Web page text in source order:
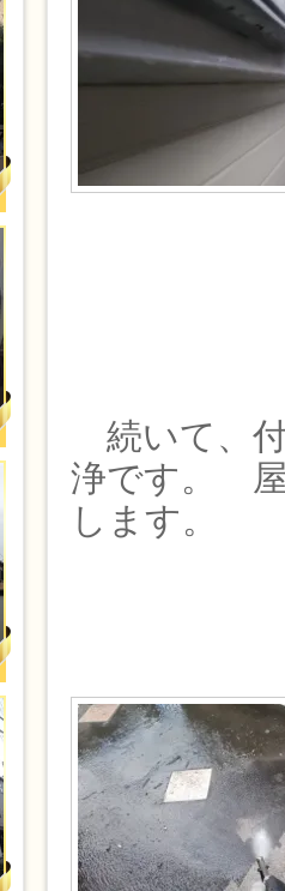
続いて、
浄です。 屋
します。